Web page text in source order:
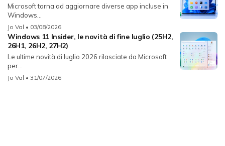
Microsoft torna ad aggiornare diverse app incluse in
Windows...
Jo Val • 03/08/2026
Windows 11 Insider, le novità di fine luglio (25H2,
26H1, 26H2, 27H2)
Le ultime novità di luglio 2026 rilasciate da Microsoft
per...
Jo Val • 31/07/2026